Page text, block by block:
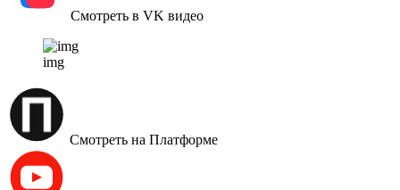
Смотреть в VK видео
img
Смотреть на Платформе